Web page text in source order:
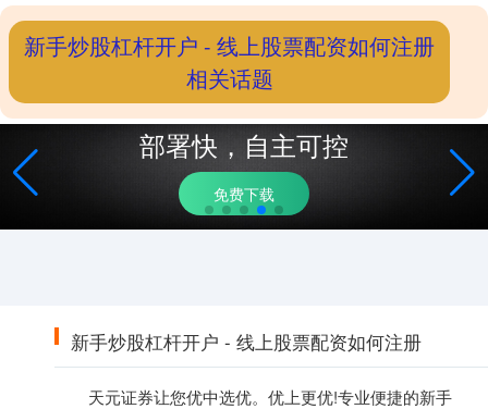
部署快，自主可控
免费下载
新手炒股杠杆开户 - 线上股票配资如何注册
天元证券让您优中选优。优上更优!专业便捷的新手
新手炒股杠杆开户 - 线上股票配资如何注册
相关话题